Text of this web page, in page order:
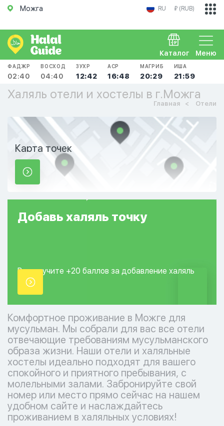
Можга RU ₽ (RUB)
Меню
Каталог
ФАДЖР
02:40
ВОСХОД
04:40
ЗУХР
12:42
АСР
16:48
МАГРИБ
20:29
ИША
21:59
Халяль отели и хостелы в г.Можга
Главная Отели
Карта точек
Добавь халяль точку
Вы получите +20 баллов за добавление халяль
точки.
Комфортное проживание в Можге для
мусульман. Мы собрали для вас все отели
отвечающие требованиям мусульманского
образа жизни. Наши отели и халяльные
хостелы идеально подходят для вашего
спокойного и приятного пребывания, с
молельными залами. Забронируйте свой
номер или место прямо сейчас на нашем
удобном сайте и наслаждайтесь
проживанием в халяльных условиях!